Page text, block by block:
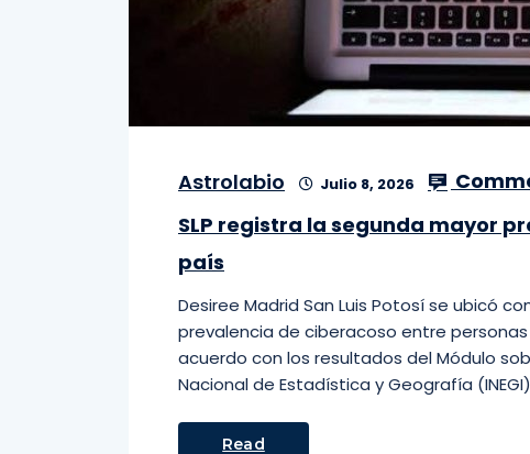
Astrolabio Julio 8, 2026
SLP registra la segunda mayor
país
Desiree Madrid San Luis Potosí se ubicó
prevalencia de ciberacoso entre
acuerdo con los resultados del Módulo
Nacional de Estadística y Geografía
Read